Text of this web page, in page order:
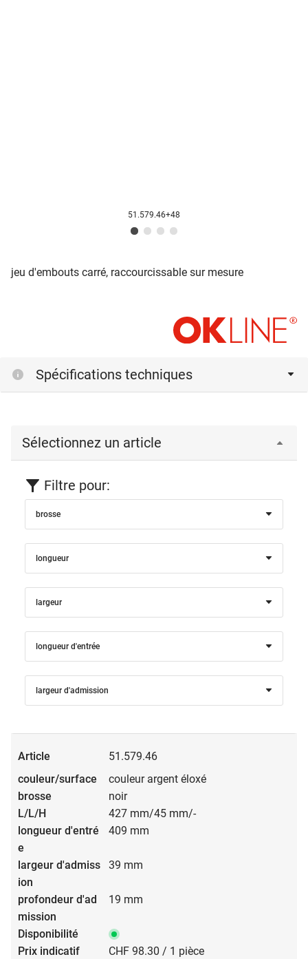
51.579.46+48
jeu d'embouts carré, raccourcissable sur mesure
Spécifications techniques
Sélectionnez un article
Filtre pour:
brosse
longueur
largeur
longueur d'entrée
largeur d'admission
51.579.46
couleur argent éloxé
noir
427 mm/45 mm/-
409 mm
39 mm
19 mm
CHF 98.30 / 1 pièce